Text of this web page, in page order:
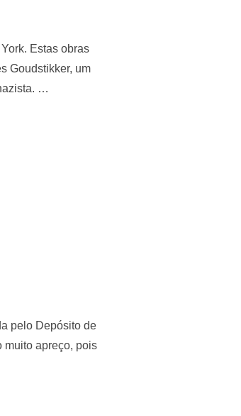
Estas obras
Goudstikker, um
…
ROUBADAS POR NAZISTAS”
pelo Depósito de
muito apreço, pois